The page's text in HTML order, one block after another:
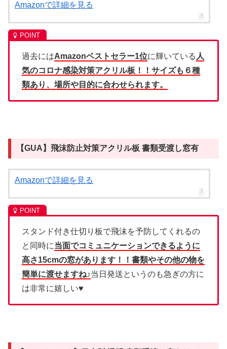
Amazonで詳細を見る
過去にはAmazonベストセラー1位に輝いている 人
気のコロナ感染対策アクリル板！！サイズも６種
類あり、場所や目的に合わせられます。
【GUA】飛沫防止対策アクリル板 書類受渡し窓有
Amazonで詳細を見る
スタンド付き仕切り板で飛沫を予防してくれるの
と同時に当面でコミュニケーションできるように
高さ15cmの窓があります！！書類やその他の物を
簡単に渡せますね♪当日発送というのも急ぎの方に
は非常に嬉しい♥